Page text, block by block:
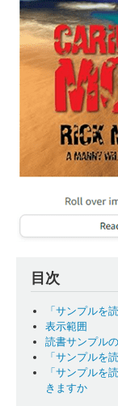
目次
「サンプルを
表示範囲
読書サンプル
「サンプルを
「サンプルを
きますか